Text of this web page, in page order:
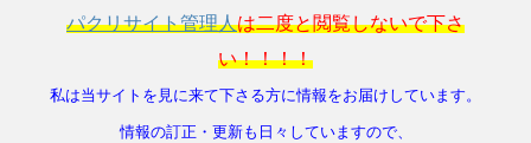
パクリサイト管理人は二度と閲覧しないで下さ
い！！！！
私は当サイトを見に来て下さる方に情報をお届けしています。
情報の訂正・更新も日々していますので、